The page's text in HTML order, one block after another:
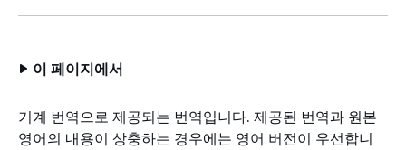
이 페이지에서
기계 번역으로 제공되는 번역입니다. 제공된 번역과 원본
영어의 내용이 상충하는 경우에는 영어 버전이 우선합니